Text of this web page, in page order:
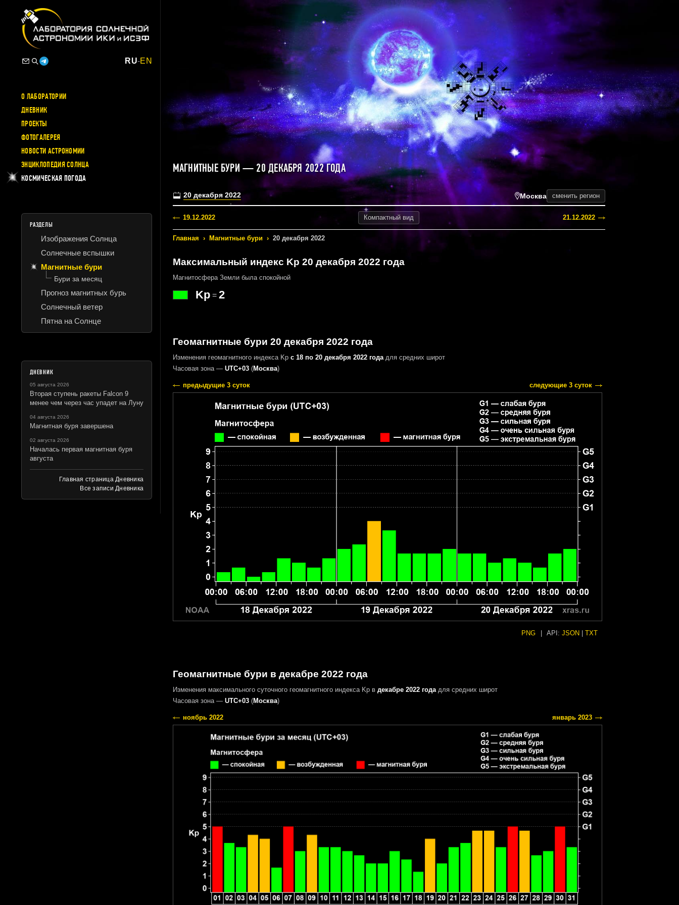
RU-EN
О ЛАБОРАТОРИИ
ДНЕВНИК
ПРОЕКТЫ
ФОТОГАЛЕРЕЯ
НОВОСТИ АСТРОНОМИИ
ЭНЦИКЛОПЕДИЯ СОЛНЦА
КОСМИЧЕСКАЯ ПОГОДА
РАЗДЕЛЫ
Изображения Солнца
Солнечные вспышки
Магнитные бури
Бури за месяц
Прогноз магнитных бурь
Солнечный ветер
Пятна на Солнце
ДНЕВНИК
05 августа 2026
Вторая ступень ракеты Falcon 9
менее чем через час упадет на Луну
04 августа 2026
Магнитная буря завершена
02 августа 2026
Началась первая магнитная буря
августа
Главная страница Дневника
Все записи Дневника
МАГНИТНЫЕ БУРИ — 20 ДЕКАБРЯ 2022 ГОДА
20 декабря 2022 Москва сменить регион
19.12.2022 Компактный вид 21.12.2022
Главная › Магнитные бури › 20 декабря 2022
Максимальный индекс Kp 20 декабря 2022 года
Магнитосфера Земли была спокойной
Kp= 2
Геомагнитные бури 20 декабря 2022 года
Изменения геомагнитного индекса Kp с 18 по 20 декабря 2022 годадля средних широт
Часовая зона — UTC+03(Москва)
предыдущие 3 суток следующие 3 суток
PNG API: JSON TXT
Геомагнитные бури в декабре 2022 года
Изменения максимального суточного геомагнитного индекса Kp в декабре 2022 годадля средних широт
Часовая зона — UTC+03(Москва)
ноябрь 2022 январь 2023